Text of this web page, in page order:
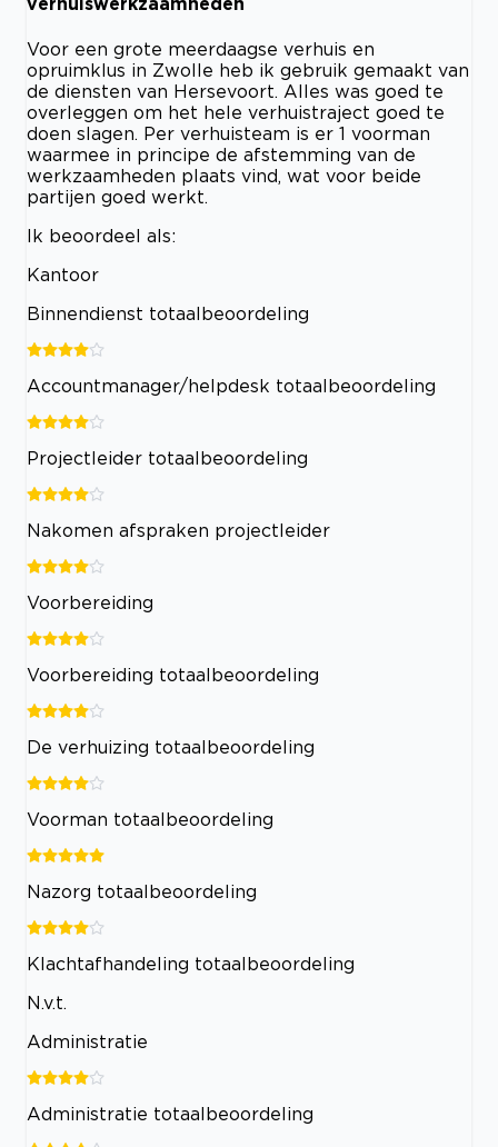
Voor een grote meerdaagse verhuis en
opruimklus in Zwolle heb ik gebruik gemaakt van
de diensten van Hersevoort. Alles was goed te
overleggen om het hele verhuistraject goed te
doen slagen. Per verhuisteam is er 1 voorman
waarmee in principe de afstemming van de
werkzaamheden plaats vind, wat voor beide
partijen goed werkt.
Ik beoordeel als:
Kantoor
Binnendienst totaalbeoordeling
Accountmanager/helpdesk totaalbeoordeling
Projectleider totaalbeoordeling
Nakomen afspraken projectleider
Voorbereiding
Voorbereiding totaalbeoordeling
De verhuizing totaalbeoordeling
Voorman totaalbeoordeling
Nazorg totaalbeoordeling
Klachtafhandeling totaalbeoordeling
N.v.t.
Administratie
Administratie totaalbeoordeling